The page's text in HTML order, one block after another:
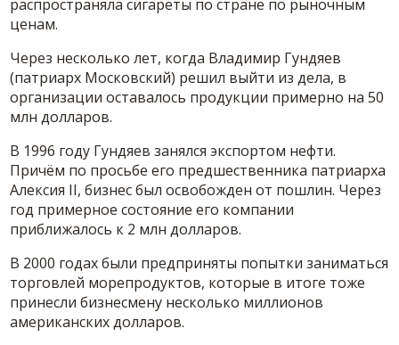
распространяла сигареты по стране по рыночным
ценам.
Через несколько лет, когда Владимир Гундяев
(патриарх Московский) решил выйти из дела, в
организации оставалось продукции примерно на 50
млн долларов.
В 1996 году Гундяев занялся экспортом нефти.
Причём по просьбе его предшественника патриарха
Алексия II, бизнес был освобожден от пошлин. Через
год примерное состояние его компании
приближалось к 2 млн долларов.
В 2000 годах были предприняты попытки заниматься
торговлей морепродуктов, которые в итоге тоже
принесли бизнесмену несколько миллионов
американских долларов.